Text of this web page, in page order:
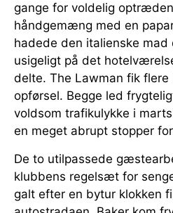
gange for voldelig
håndgemæng med en
hadede den italienske mad
usigeligt på det
delte. The Lawman fik
opførsel. Begge led
voldsom trafikulykke i
en meget abrupt stopper
De to utilpassede
klubbens regelsæt for
galt efter en bytur klokken